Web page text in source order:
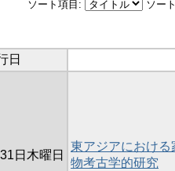
ソート項目: ソー
日
日木曜日
東アジアにおけ
物考古学的研究